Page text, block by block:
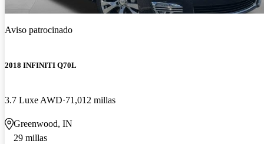
Aviso patrocinado
2018 INFINITI Q70L
3.7 Luxe AWD 71,012 millas
Greenwood, IN
29 millas